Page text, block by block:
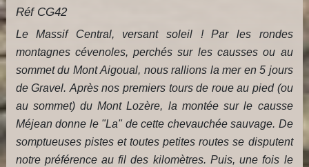
Réf CG42
Le Massif Central, versant soleil ! Par les rondes
montagnes cévenoles, perchés sur les causses ou au
sommet du Mont Aigoual, nous rallions la mer en 5 jours
de Gravel. Après nos premiers tours de roue au pied (ou
au sommet) du Mont Lozère, la montée sur le causse
Méjean donne le "La" de cette chevauchée sauvage. De
somptueuses pistes et toutes petites routes se disputent
notre préférence au fil des kilomètres. Puis, une fois le